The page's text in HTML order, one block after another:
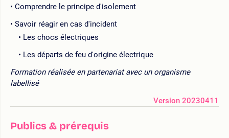
Comprendre le principe d'isolement
Savoir réagir en cas d'incident
Les chocs électriques
Les départs de feu d'origine électrique
Formation réalisée en partenariat avec un organisme
labellisé
Version 20230411
Publics & prérequis